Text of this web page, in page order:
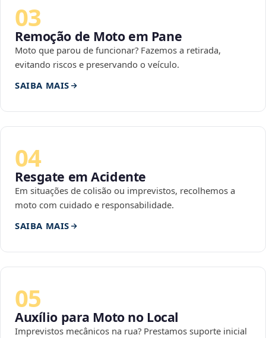
03
Remoção de Moto em Pane
Moto que parou de funcionar? Fazemos a retirada,
evitando riscos e preservando o veículo.
SAIBA MAIS
04
Resgate em Acidente
Em situações de colisão ou imprevistos, recolhemos a
moto com cuidado e responsabilidade.
SAIBA MAIS
05
Auxílio para Moto no Local
Imprevistos mecânicos na rua? Prestamos suporte inicial